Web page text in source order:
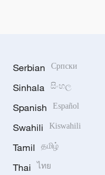
Serbian Српски
Sinhala සිංහල
Spanish Español
Swahili Kiswahili
Tamil தமிழ்
Thai ไทย